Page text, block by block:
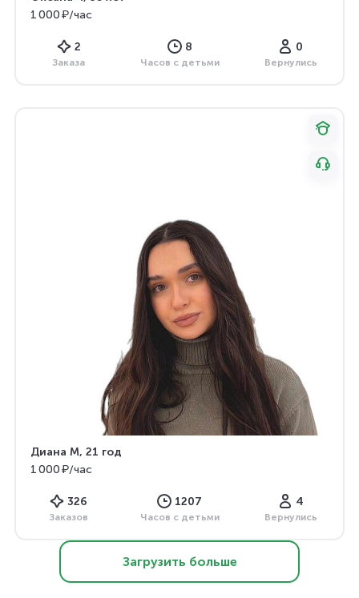
1 000 ₽/час
2
Заказа
8
Часов с детьми
0
Вернулись
Диана М, 21 год
1 000 ₽/час
326
Заказов
1207
Часов с детьми
4
Вернулись
Загрузить больше